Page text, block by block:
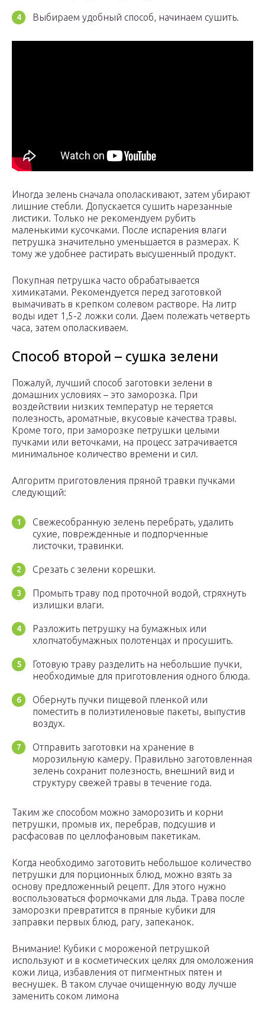
Выбираем удобный способ, начинаем сушить.
Иногда зелень сначала ополаскивают, затем убирают
лишние стебли. Допускается сушить нарезанные
листики. Только не рекомендуем рубить
маленькими кусочками. После испарения влаги
петрушка значительно уменьшается в размерах. К
тому же удобнее растирать высушенный продукт.
Покупная петрушка часто обрабатывается
химикатами. Рекомендуется перед заготовкой
вымачивать в крепком солевом растворе. На литр
воды идет 1,5-2 ложки соли. Даем полежать четверть
часа, затем ополаскиваем.
Способ второй – сушка зелени
Пожалуй, лучший способ заготовки зелени в
домашних условиях – это заморозка. При
воздействии низких температур не теряется
полезность, ароматные, вкусовые качества травы.
Кроме того, при заморозке петрушки целыми
пучками или веточками, на процесс затрачивается
минимальное количество времени и сил.
Алгоритм приготовления пряной травки пучками
следующий:
Свежесобранную зелень перебрать, удалить
сухие, поврежденные и подпорченные
листочки, травинки.
Срезать с зелени корешки.
Промыть траву под проточной водой, стряхнуть
излишки влаги.
Разложить петрушку на бумажных или
хлопчатобумажных полотенцах и просушить.
Готовую траву разделить на небольшие пучки,
необходимые для приготовления одного блюда.
Обернуть пучки пищевой пленкой или
поместить в полиэтиленовые пакеты, выпустив
воздух.
Отправить заготовки на хранение в
морозильную камеру. Правильно заготовленная
зелень сохранит полезность, внешний вид и
структуру свежей травы в течение года.
Таким же способом можно заморозить и корни
петрушки, промыв их, перебрав, подсушив и
расфасовав по целлофановым пакетикам.
Когда необходимо заготовить небольшое количество
петрушки для порционных блюд, можно взять за
основу предложенный рецепт. Для этого нужно
воспользоваться формочками для льда. Трава после
заморозки превратится в пряные кубики для
заправки первых блюд, рагу, запеканок.
Внимание! Кубики с мороженой петрушкой
используют и в косметических целях для омоложения
кожи лица, избавления от пигментных пятен и
веснушек. В таком случае очищенную воду лучше
заменить соком лимона